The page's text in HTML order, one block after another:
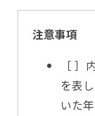
注意事項
［
を表
いた